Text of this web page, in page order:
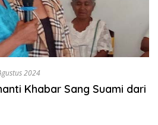
2024
Khabar Sang Suami dari